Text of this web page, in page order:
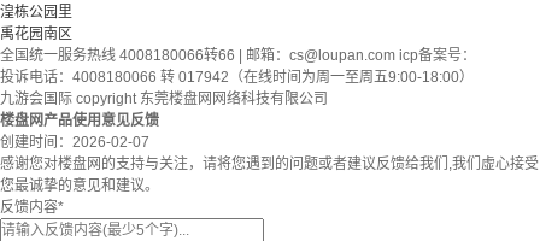
湟栋公园里
禹花园南区
全国统一服务热线 4008180066转66 | 邮箱： cs@loupan.com icp备案号：
投诉电话：4008180066 转 017942（在线时间为周一至周五9:00-18:00）
九游会国际 copyright 东莞楼盘网网络科技有限公司
楼盘网产品使用意见反馈
创建时间： 2026-02-07
感谢您对楼盘网的支持与关注，请将您遇到的问题或者建议反馈给我们,我们虚心接受
您最诚挚的意见和建议。
反馈内容*